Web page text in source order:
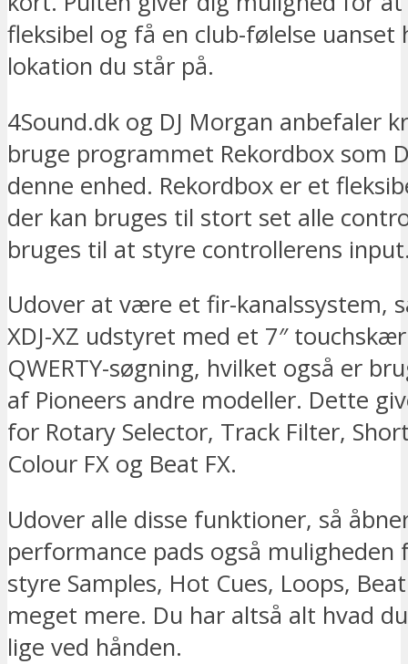
fleksibel og få en club-følelse uanset
lokation du står på.
4Sound.dk og DJ Morgan anbefaler
bruge programmet Rekordbox som
denne enhed. Rekordbox er et
der kan bruges til stort set alle
bruges til at styre controllerens
Udover at være et fir-kanalssystem,
XDJ-XZ udstyret med et 7″
QWERTY-søgning, hvilket også er
af Pioneers andre modeller. Dette
for Rotary Selector, Track Filter,
Colour FX og Beat FX.
Udover alle disse funktioner, så
performance pads også muligheden
styre Samples, Hot Cues, Loops,
meget mere. Du har altså alt hvad
lige ved hånden.